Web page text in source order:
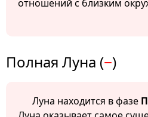
отношений с близким
Полная Луна (−)
Луна находится в фазе